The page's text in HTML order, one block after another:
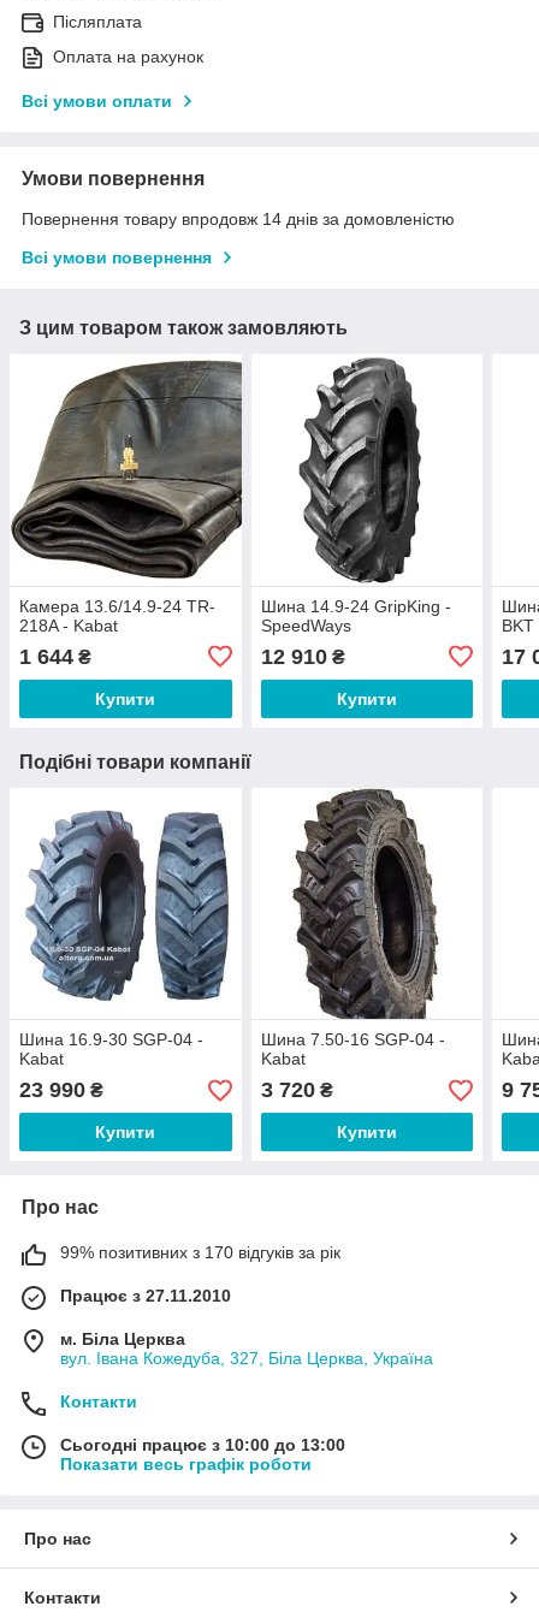
Післяплата
Оплата на рахунок
Всі умови оплати
Умови повернення
Повернення товару впродовж 14 днів за домовленістю
Всі умови повернення
З цим товаром також замовляють
Камера 13.6/14.9-24 TR-
218A - Kabat
1 644 ₴
Купити
Шина 14.9-24 GripKing -
SpeedWays
12 910₴
Купити
BKT
17
Подібні товари компанії
Шина 16.9-30 SGP-04 -
Kabat
23 990 ₴
Купити
Шина 7.50-16 SGP-04 -
Kabat
3 720₴
Купити
9
Про нас
99% позитивних з 170 відгуків за рік
Працює з 27.11.2010
м. Біла Церква
вул. Івана Кожедуба, 327, Біла Церква, Україна
Контакти
Сьогодні працює з 10:00 до 13:00
Показати весь графік роботи
Про нас
Контакти